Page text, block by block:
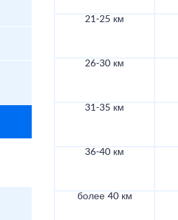
21-25 км
26-30 км
31-35 км
36-40 км
более 40 км